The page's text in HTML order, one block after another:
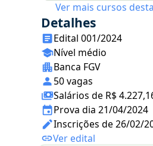
Ver mais cursos
Detalhes
Edital 001/2024
Nível médio
Banca FGV
50 vagas
Salários de R$
Prova dia 21/04/2024
Inscrições de 26/02/
Ver edital